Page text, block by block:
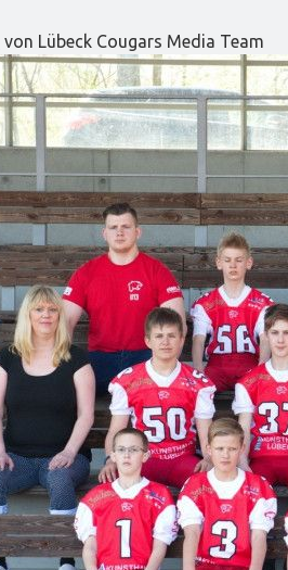
von Lübeck Cougars Media Team